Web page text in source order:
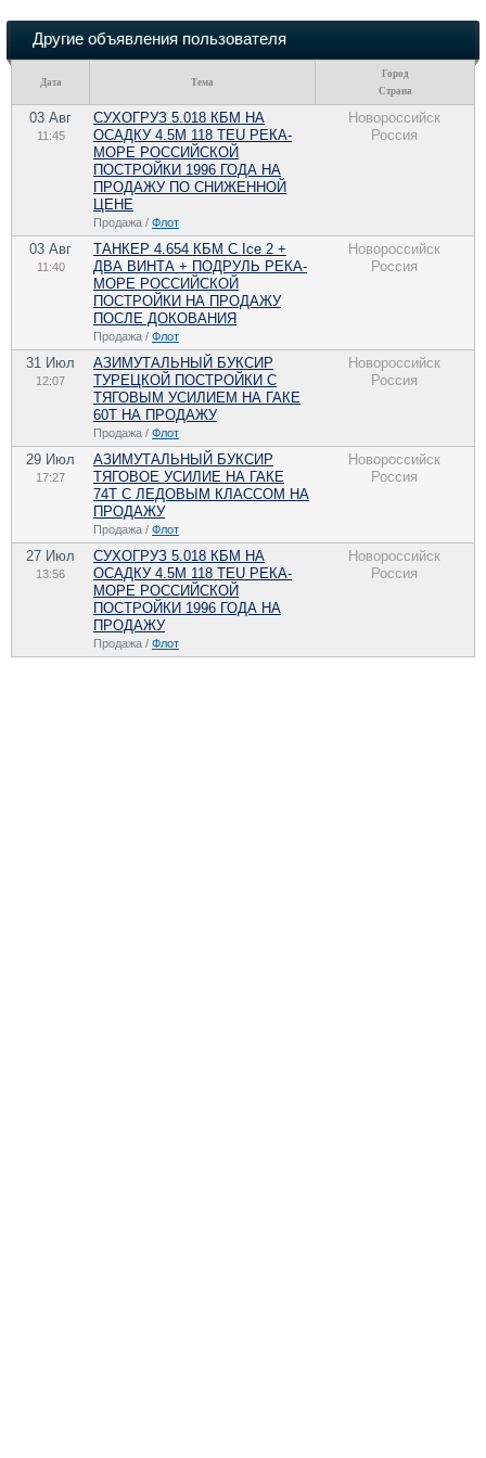
Другие объявления пользователя
Дата Тема
Город
Страна
03 Авг
11:45
СУХОГРУЗ 5.018 КБМ НА
ОСАДКУ 4.5М 118 TEU РЕКА-
МОРЕ РОССИЙСКОЙ
ПОСТРОЙКИ 1996 ГОДА НА
ПРОДАЖУ ПО CНИЖЕННОЙ
ЦЕНЕ
Продажа / Флот
Новороссийск
Россия
03 Авг
11:40
ТАНКЕР 4.654 КБМ C Ice 2 +
ДВА ВИНТА + ПОДРУЛЬ РЕКА-
МОРЕ РОССИЙСКОЙ
ПОСТРОЙКИ НА ПРОДАЖУ
ПОCЛЕ ДОКОВАНИЯ
Продажа / Флот
Новороссийск
Россия
31 Июл
12:07
АЗИМУТАЛЬНЫЙ БУКСИР
ТУРЕЦКОЙ ПОСТРОЙКИ С
ТЯГОВЫМ УСИЛИЕМ НА ГАКЕ
60Т НА ПРОДАЖУ
Продажа / Флот
Новороссийск
Россия
29 Июл
17:27
АЗИМУТАЛЬНЫЙ БУКСИР
ТЯГОВОЕ УСИЛИЕ НА ГАКЕ
74Т С ЛЕДОВЫМ КЛАССОМ НА
ПРОДАЖУ
Продажа / Флот
Новороссийск
Россия
27 Июл
13:56
СУХОГРУЗ 5.018 КБМ НА
ОСАДКУ 4.5М 118 TEU РЕКА-
МОРЕ РОССИЙСКОЙ
ПОСТРОЙКИ 1996 ГОДА НА
ПРОДАЖУ
Продажа / Флот
Новороссийск
Россия